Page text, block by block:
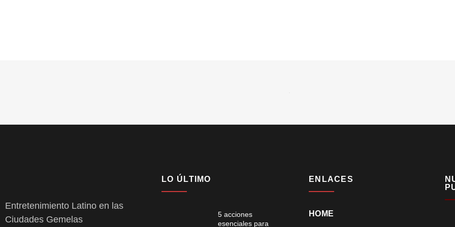
Entretenimiento Latino en las
Ciudades Gemelas
LO ÚLTIMO
5 acciones
esenciales para
ENLACES
HOME